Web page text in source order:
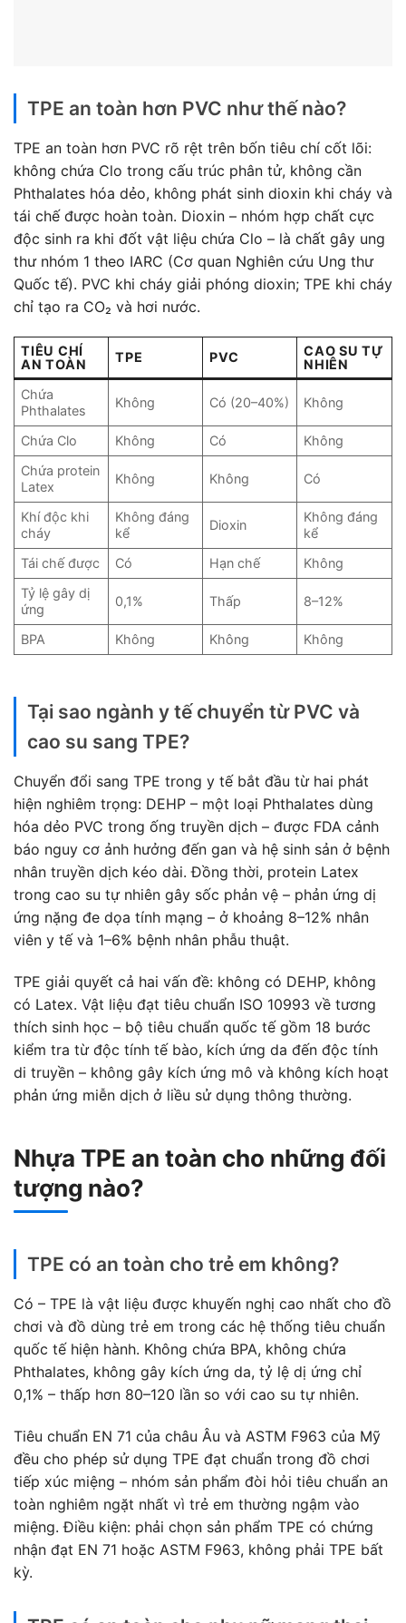
TPE an toàn hơn PVC như thế nào?
TPE an toàn hơn PVC rõ rệt trên bốn tiêu chí cốt lõi:
không chứa Clo trong cấu trúc phân tử, không cần
Phthalates hóa dẻo, không phát sinh dioxin khi cháy và
tái chế được hoàn toàn. Dioxin – nhóm hợp chất cực
độc sinh ra khi đốt vật liệu chứa Clo – là chất gây ung
thư nhóm 1 theo IARC (Cơ quan Nghiên cứu Ung thư
Quốc tế). PVC khi cháy giải phóng dioxin; TPE khi cháy
chỉ tạo ra CO₂ và hơi nước.
TIÊU CHÍ
AN TOÀN
TPE PVC
CAO SU TỰ
NHIÊN
Chứa
Phthalates
Không Có (20–40%) Không
Chứa Clo Không Có
Không
Chứa protein
Latex
Không Không Có
Khí độc khi
cháy
Không đáng
kể
Dioxin
Không đáng
kể
Tái chế được
Có Hạn chế
Không
Tỷ lệ gây dị
ứng
0,1% Thấp 8–12%
BPA Không Không Không
Tại sao ngành y tế chuyển từ PVC và
cao su sang TPE?
Chuyển đổi sang TPE trong y tế bắt đầu từ hai phát
hiện nghiêm trọng: DEHP – một loại Phthalates dùng
hóa dẻo PVC trong ống truyền dịch – được FDA cảnh
báo nguy cơ ảnh hưởng đến gan và hệ sinh sản ở bệnh
nhân truyền dịch kéo dài. Đồng thời, protein Latex
trong cao su tự nhiên gây sốc phản vệ – phản ứng dị
ứng nặng đe dọa tính mạng – ở khoảng 8–12% nhân
viên y tế và 1–6% bệnh nhân phẫu thuật.
TPE giải quyết cả hai vấn đề: không có DEHP, không
có Latex. Vật liệu đạt tiêu chuẩn ISO 10993 về tương
thích sinh học – bộ tiêu chuẩn quốc tế gồm 18 bước
kiểm tra từ độc tính tế bào, kích ứng da đến độc tính
di truyền – không gây kích ứng mô và không kích hoạt
phản ứng miễn dịch ở liều sử dụng thông thường.
Nhựa TPE an toàn cho những đối
tượng nào?
TPE có an toàn cho trẻ em không?
Có – TPE là vật liệu được khuyến nghị cao nhất cho đồ
chơi và đồ dùng trẻ em trong các hệ thống tiêu chuẩn
quốc tế hiện hành. Không chứa BPA, không chứa
Phthalates, không gây kích ứng da, tỷ lệ dị ứng chỉ
0,1% – thấp hơn 80–120 lần so với cao su tự nhiên.
Tiêu chuẩn EN 71 của châu Âu và ASTM F963 của Mỹ
đều cho phép sử dụng TPE đạt chuẩn trong đồ chơi
tiếp xúc miệng – nhóm sản phẩm đòi hỏi tiêu chuẩn an
toàn nghiêm ngặt nhất vì trẻ em thường ngậm vào
miệng. Điều kiện: phải chọn sản phẩm TPE có chứng
nhận đạt EN 71 hoặc ASTM F963, không phải TPE bất
kỳ.